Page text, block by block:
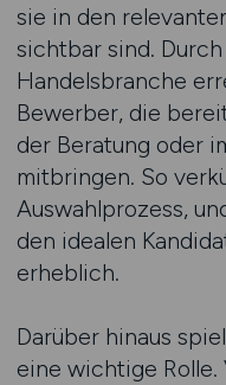
sie in den
sichtbar sind.
Handelsbranche
Bewerber, die
der Beratung oder
mitbringen. So
Auswahlprozess,
den idealen
erheblich.
Darüber hinaus
eine wichtige Rolle.